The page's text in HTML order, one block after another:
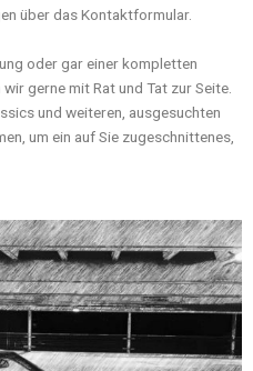
über das Kontaktformular.
oder gar einer kompletten
gerne mit Rat und Tat zur Seite.
und weiteren, ausgesuchten
um ein auf Sie zugeschnittenes,